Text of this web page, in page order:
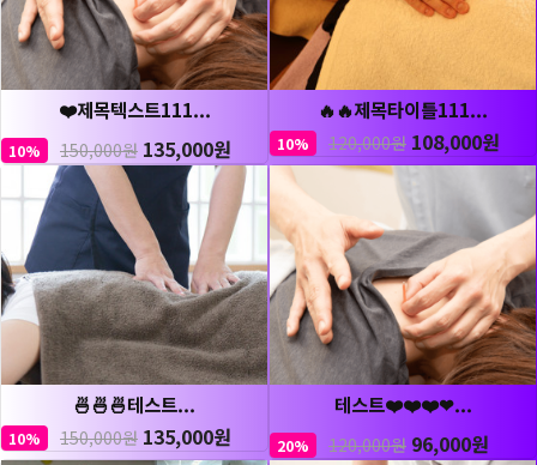
❤️제목텍스트111...
10% 150,000원 135,000원
🔥🔥제목타이틀111...
10% 120,000원 108,000원
🍜🍜🍜테스트...
10% 150,000원 135,000원
테스트❤️❤️❤️❤...
20% 120,000원 96,000원